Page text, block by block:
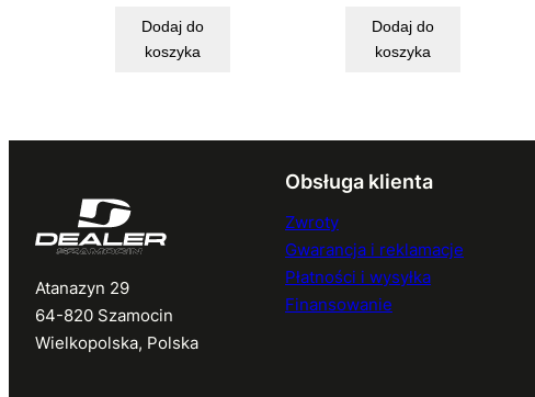
Dodaj do
koszyka
Dodaj do
koszyka
Atanazyn 29
64-820 Szamocin
Wielkopolska, Polska
Obsługa klienta
Zwroty
Gwarancja i reklamacje
Płatności i wysyłka
Finansowanie